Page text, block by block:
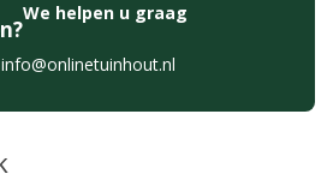
We helpen u graag
info@onlinetuinhout.nl